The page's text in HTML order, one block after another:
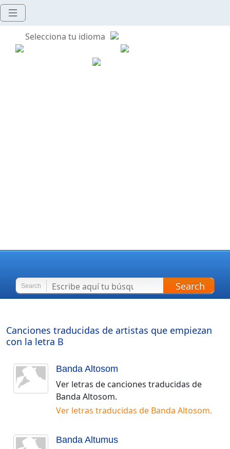
Selecciona tu idioma
Search Search
Canciones traducidas de artistas que empiezan
con la letra B
Banda Altosom
Ver letras de canciones traducidas de
Banda Altosom.
Ver letras traducidas de Banda Altosom.
Banda Altumus